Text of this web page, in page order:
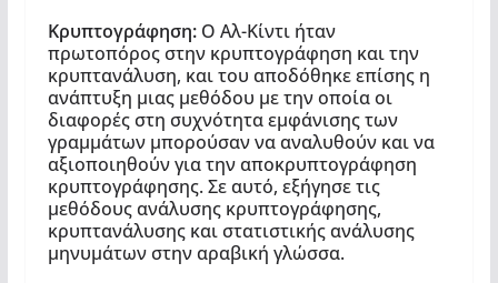
Κρυπτογράφηση:Ο Αλ-Κίντι ήταν
πρωτοπόρος στην κρυπτογράφηση και την
κρυπτανάλυση, και του αποδόθηκε επίσης η
ανάπτυξη μιας μεθόδου με την οποία οι
διαφορές στη συχνότητα εμφάνισης των
γραμμάτων μπορούσαν να αναλυθούν και να
αξιοποιηθούν για την αποκρυπτογράφηση
κρυπτογράφησης. Σε αυτό, εξήγησε τις
μεθόδους ανάλυσης κρυπτογράφησης,
κρυπτανάλυσης και στατιστικής ανάλυσης
μηνυμάτων στην αραβική γλώσσα.